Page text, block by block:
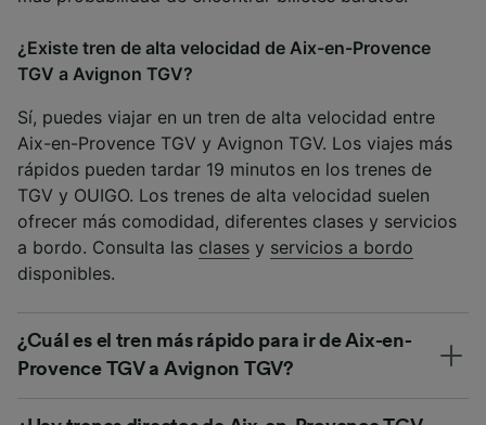
¿Existe tren de alta velocidad de Aix-en-Provence
TGV a Avignon TGV?
Sí, puedes viajar en un tren de alta velocidad entre
Aix-en-Provence TGV y Avignon TGV. Los viajes más
rápidos pueden tardar 19 minutos en los trenes de
TGV y OUIGO. Los trenes de alta velocidad suelen
ofrecer más comodidad, diferentes clases y servicios
a bordo. Consulta las clases y servicios a bordo
disponibles.
¿Cuál es el tren más rápido para ir de Aix-en-
Provence TGV a Avignon TGV?